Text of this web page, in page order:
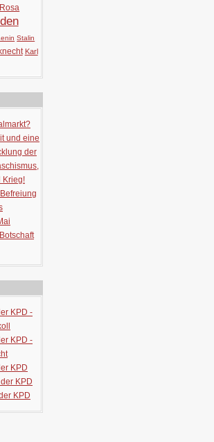
Rosa
Stalin
Karl
und eine
der
Krieg!
KPD -
KPD -
KPD
KPD
KPD